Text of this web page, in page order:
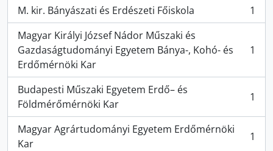
M. kir. Bányászati és Erdészeti Főiskola
, 1 résultats
1
Magyar Királyi József Nádor Műszaki és
Gazdaságtudományi Egyetem Bánya-, Kohó- és
Erdőmérnöki Kar
, 1 résultats 1
Budapesti Műszaki Egyetem Erdő– és
Földmérőmérnöki Kar
, 1 résultats 1
Magyar Agrártudományi Egyetem Erdőmérnöki
Kar
, 1 résultats 1